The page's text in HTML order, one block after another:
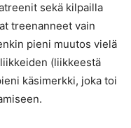
sekä kilpailla
treenanneet vain
pieni muutos vielä
(liikkeestä
käsimerkki, joka toi